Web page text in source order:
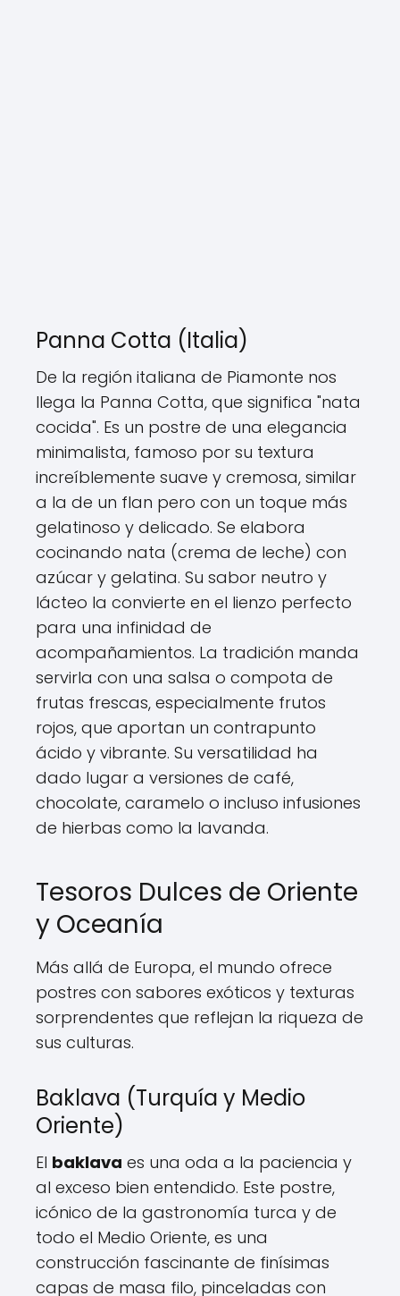
Panna Cotta (Italia)
De la región italiana de Piamonte nos
llega la Panna Cotta, que significa "nata
cocida". Es un postre de una elegancia
minimalista, famoso por su textura
increíblemente suave y cremosa, similar
a la de un flan pero con un toque más
gelatinoso y delicado. Se elabora
cocinando nata (crema de leche) con
azúcar y gelatina. Su sabor neutro y
lácteo la convierte en el lienzo perfecto
para una infinidad de
acompañamientos. La tradición manda
servirla con una salsa o compota de
frutas frescas, especialmente frutos
rojos, que aportan un contrapunto
ácido y vibrante. Su versatilidad ha
dado lugar a versiones de café,
chocolate, caramelo o incluso infusiones
de hierbas como la lavanda.
Tesoros Dulces de Oriente
y Oceanía
Más allá de Europa, el mundo ofrece
postres con sabores exóticos y texturas
sorprendentes que reflejan la riqueza de
sus culturas.
Baklava (Turquía y Medio
Oriente)
El baklava es una oda a la paciencia y
al exceso bien entendido. Este postre,
icónico de la gastronomía turca y de
todo el Medio Oriente, es una
construcción fascinante de finísimas
capas de masa filo, pinceladas con